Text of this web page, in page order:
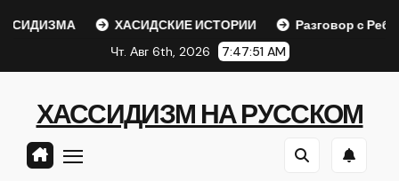
ХАСИДСКИЕ ИСТОРИИ
Разговор с Ребе
Чт. Авг 6th, 2026
7:47:51 AM
ХАССИДИЗМ НА РУССКОМ